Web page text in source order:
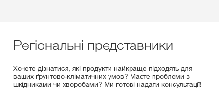
Регіональні представники
Хочете дізнатися, які продукти найкраще підходять для
ваших ґрунтово-кліматичних умов? Маєте проблеми з
шкідниками чи хворобами? Ми готові надати консультації!